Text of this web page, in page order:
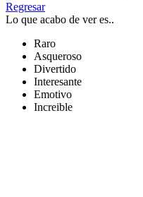
Regresar
Lo que acabo de ver es..
Raro
Asqueroso
Divertido
Interesante
Emotivo
Increible